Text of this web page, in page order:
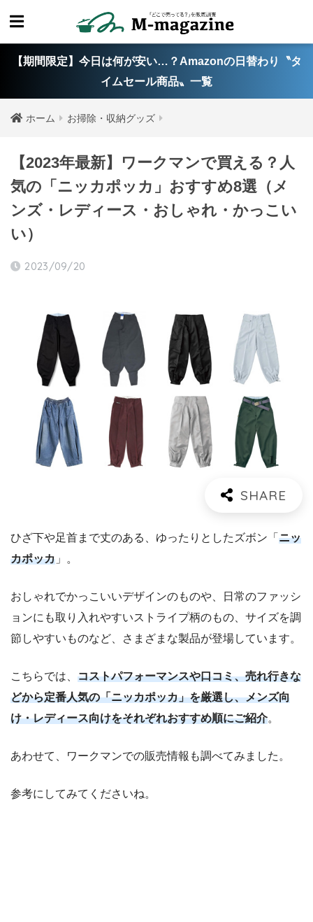
【期間限定】今日は何が安い…？Amazonの日替わり〝タ
イムセール商品〟一覧
ホーム お掃除・収納グッズ
【2023年最新】ワークマンで買える？人
気の「ニッカポッカ」おすすめ8選（メ
ンズ・レディース・おしゃれ・かっこい
い）
2023/09/20
ひざ下や足首まで丈のある、ゆったりとしたズボン「 ニッ
カポッカ 」。
おしゃれでかっこいいデザインのものや、日常のファッシ
ョンにも取り入れやすいストライプ柄のもの、サイズを調
節しやすいものなど、さまざまな製品が登場しています。
こちらでは、 コストパフォーマンスや口コミ、売れ行きな
どから定番人気の「ニッカポッカ」を厳選し、メンズ向
け・レディース向けをそれぞれおすすめ順にご紹介。
あわせて、ワークマンでの販売情報も調べてみました。
参考にしてみてくださいね。